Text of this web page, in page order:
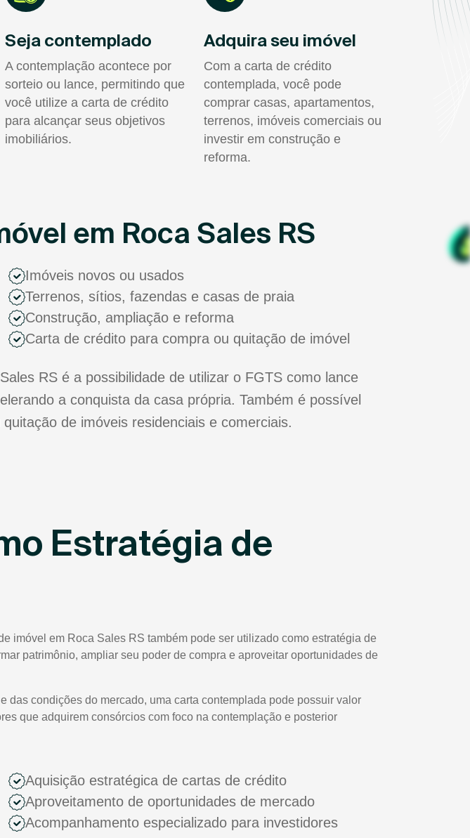
Seja contemplado
A contemplação acontece por
sorteio ou lance, permitindo que
você utilize a carta de crédito
para alcançar seus objetivos
imobiliários.
Adquira seu imóvel
Com a carta de crédito
contemplada, você pode
comprar casas, apartamentos,
terrenos, imóveis comerciais ou
investir em construção e
reforma.
em Roca Sales RS
Imóveis novos ou usados
Terrenos, sítios, fazendas e casas de praia
Construção, ampliação e reforma
Carta de crédito para compra ou quitação de imóvel
RS é a possibilidade de utilizar o FGTS como lance
a conquista da casa própria. Também é possível
de imóveis residenciais e comerciais.
Estratégia de
imóvel em Roca Sales RS também pode ser utilizado como estratégia de
patrimônio, ampliar seu poder de compra e aproveitar oportunidades de
das condições do mercado, uma carta contemplada pode possuir valor
que adquirem consórcios com foco na contemplação e posterior
Aquisição estratégica de cartas de crédito
Aproveitamento de oportunidades de mercado
Acompanhamento especializado para investidores